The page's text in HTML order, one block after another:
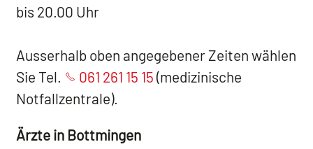
bis 20.00 Uhr
Ausserhalb oben angegebener Zeiten wählen
Sie Tel.
061 261 15 15 (medizinische
Notfallzentrale).
Ärzte in Bottmingen